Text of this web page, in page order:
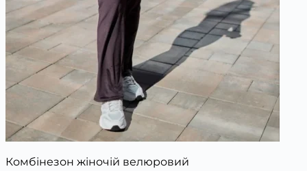
Комбінезон жіночій велюровий